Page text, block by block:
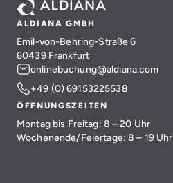
ALDIANA GMBH
Emil-von-Behring-Straße 6
60439 Frankfurt
onlinebuchung@aldiana.com
+49 (0) 69153225538
ÖFFNUNGSZEITEN
Montag bis Freitag: 8 – 20 Uhr
Wochenende/Feiertage: 8 – 19 Uhr